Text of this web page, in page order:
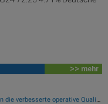
>> mehr
Analysten zu Kontron: "Q2 stärkt unser Vertrauen in die verbesserte operative Qualität"